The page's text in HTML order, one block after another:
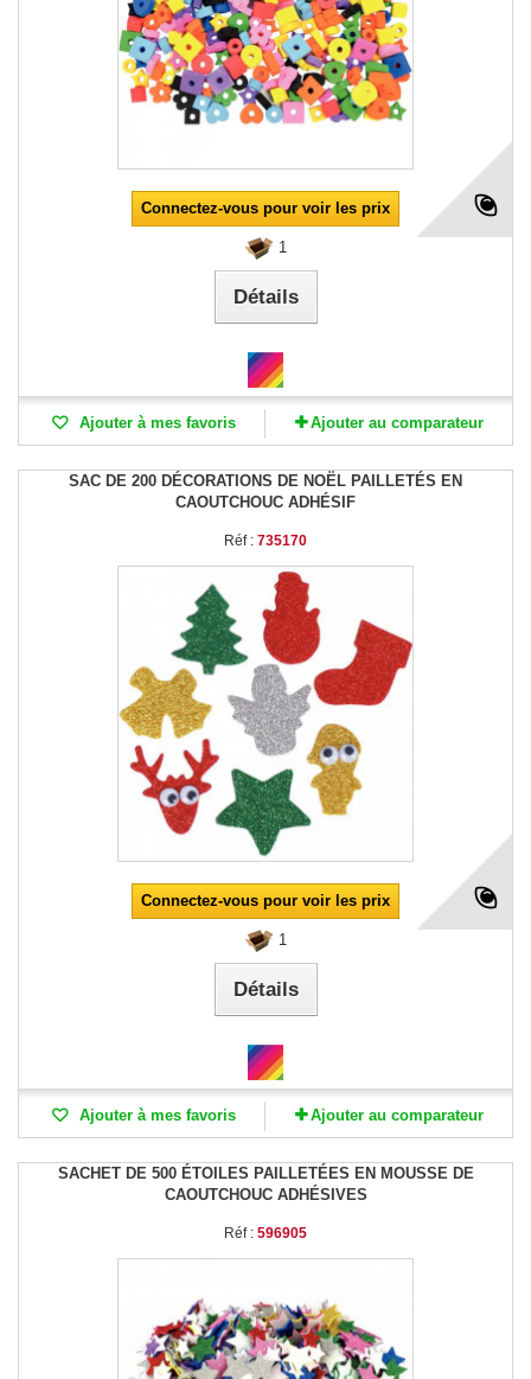
Connectez-vous pour voir les prix
1
Détails
Ajouter à mes favoris Ajouter au comparateur
SAC DE 200 DÉCORATIONS DE NOËL PAILLETÉS EN
CAOUTCHOUC ADHÉSIF
Réf : 735170
Connectez-vous pour voir les prix
1
Détails
Ajouter à mes favoris Ajouter au comparateur
SACHET DE 500 ÉTOILES PAILLETÉES EN MOUSSE DE
CAOUTCHOUC ADHÉSIVES
Réf : 596905